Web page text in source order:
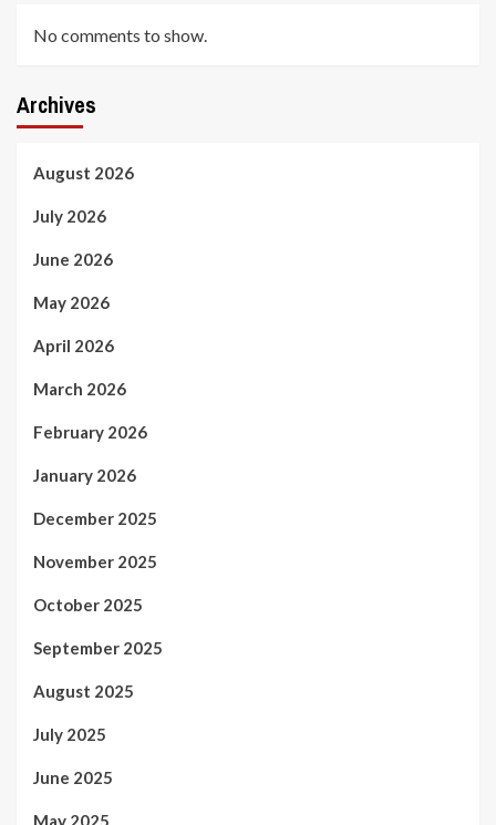
No comments to show.
Archives
August 2026
July 2026
June 2026
May 2026
April 2026
March 2026
February 2026
January 2026
December 2025
November 2025
October 2025
September 2025
August 2025
July 2025
June 2025
May 2025